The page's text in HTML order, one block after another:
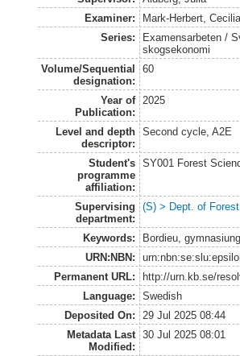
Examiner:
Mark-Herbert,
Series:
Examensarbeten /
skogsekonomi
Volume/Sequential
designation:
60
Year of
Publication:
2025
Level and depth
descriptor:
Second cycle, A2E
Student's
programme
affiliation:
SY001 Forest
Supervising
department:
(S) > Dept. of
Keywords:
Bordieu,
URN:NBN:
Permanent URL:
http://urn.kb.se/
Language:
Swedish
Deposited On:
29 Jul 2025 08:44
Metadata Last
Modified:
30 Jul 2025 08:01